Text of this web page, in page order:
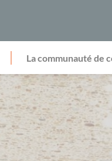
La communauté de